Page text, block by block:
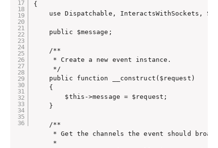
{
use Dispatchable, InteractsWithSockets,
    public $message;
    /**
     * Create a new event instance.
     */
    public function __construct($request)
    {
        $this->message = $request;
    }
    /**
* Get the channels the event should
     *